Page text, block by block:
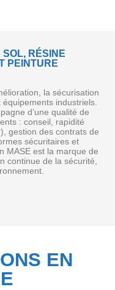
Annecy, Alpe
RÉSINE
PEINTURE
la sécurisation
industriels.
d’une qualité de
: conseil, rapidité
gestion des contrats de
sécuritaires et
MASE est la marque de
continue de la sécurité,
EN